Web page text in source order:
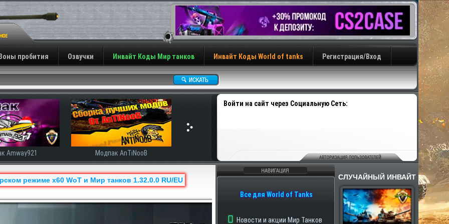
пробития Озвучки Инвайт Коды Мир танков Инвайт Коды World of tanks Регистрация/Вход
Войти на сайт через Социальную Сеть:
AnTiNooB Модпак Корбена
СЛУЧАЙНЫЙ ИНВАЙТ
Навигация
Все для World of Tanks
Новости и акции Мир Танков
режиме x60 WoT и Мир танков 1.32.0.0 RU/EU